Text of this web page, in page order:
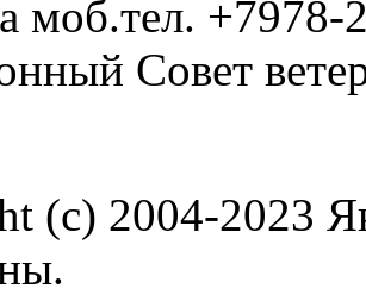
моб.тел. +7978-
Совет
(c) 2004-2023